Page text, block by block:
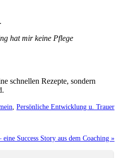
hat mir keine Pflege
schnellen Rezepte, sondern
, Persönliche Entwicklung u. Trauer
Success Story aus dem Coaching »